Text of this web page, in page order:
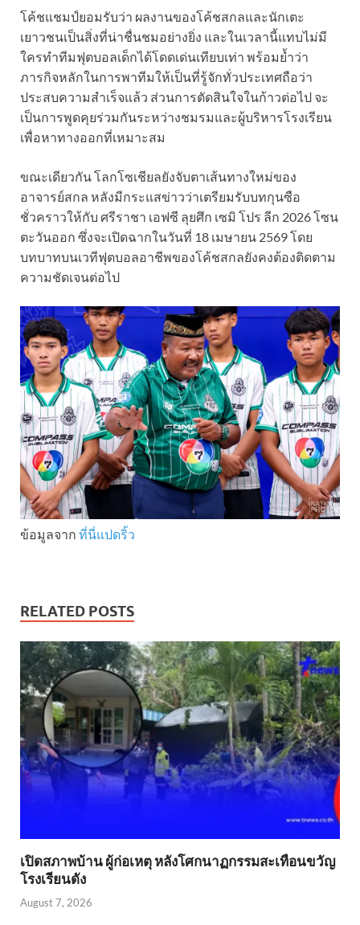
โค้ชแชมป์ยอมรับว่า ผลงานของโค้ชสกลและนักเตะ
เยาวชนเป็นสิ่งที่น่าชื่นชมอย่างยิ่ง และในเวลานี้แทบไม่มี
ใครทำทีมฟุตบอลเด็กได้โดดเด่นเทียบเท่า พร้อมย้ำว่า
ภารกิจหลักในการพาทีมให้เป็นที่รู้จักทั่วประเทศถือว่า
ประสบความสำเร็จแล้ว ส่วนการตัดสินใจในก้าวต่อไป จะ
เป็นการพูดคุยร่วมกันระหว่างชมรมและผู้บริหารโรงเรียน
เพื่อหาทางออกที่เหมาะสม
ขณะเดียวกัน โลกโซเชียลยังจับตาเส้นทางใหม่ของ
อาจารย์สกล หลังมีกระแสข่าวว่าเตรียมรับบทกุนซือ
ชั่วคราวให้กับ ศรีราชา เอฟซี ลุยศึก เซมิ โปร ลีก 2026 โซน
ตะวันออก ซึ่งจะเปิดฉากในวันที่ 18 เมษายน 2569 โดย
บทบาทบนเวทีฟุตบอลอาชีพของโค้ชสกลยังคงต้องติดตาม
ความชัดเจนต่อไป
ข้อมูลจาก ที่นี่แปดริ้ว
RELATED POSTS
เปิดสภาพบ้าน ผู้ก่อเหตุ หลังโศกนาฏกรรมสะเทือนขวัญ
โรงเรียนดัง
August 7, 2026